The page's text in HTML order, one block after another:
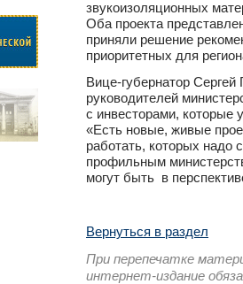
звукоизоляционных
Оба проекта
приняли решение
приоритетных для
Вице-губернатор
руководителей
с инвесторами, которые
«Есть новые, живые
работать, которых надо
профильным
могут быть в
Вернуться в раздел
При перепечатке
интернет-издание